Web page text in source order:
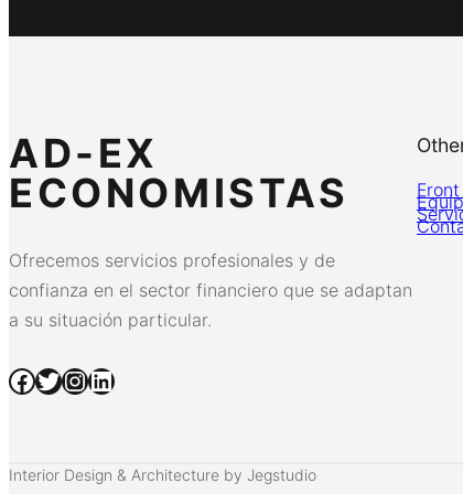
AD-EX
ECONOMISTAS
Ofrecemos servicios profesionales y de
confianza en el sector financiero que se adaptan
a su situación particular.
Facebook Twitter InstagramLinkedIn
Interior Design & Architecture by Jegstudio